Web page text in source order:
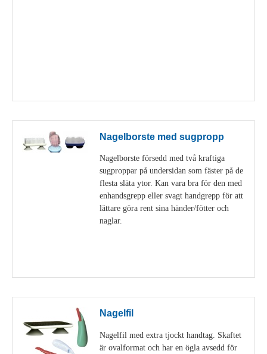
Nagelborste med sugpropp
Nagelborste försedd med två kraftiga
sugproppar på undersidan som fäster på de
flesta släta ytor. Kan vara bra för den med
enhandsgrepp eller svagt handgrepp för att
lättare göra rent sina händer/fötter och
naglar.
Nagelfil
Nagelfil med extra tjockt handtag. Skaftet
är ovalformat och har en ögla avsedd för